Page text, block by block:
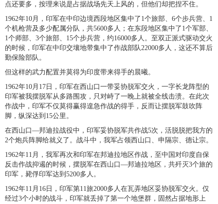
点还要多，按理来说是占据战场先天上风的，但他们却把捏不住。
1962年10月，印军在中印边境西段地区集中了1个旅部、6个步兵营、1
个机枪营及多少配属分队，共5600多人；在东段地区集中了1个军部、
1个师部、3个旅部、15个步兵营，约16000多人。至双正派式驱动交火
的时候，印军在中印交壤地带集中了作战部队22000多人，这还不算后
勤保险部队。
但这样的武力配置并莫得为印度带来得手的晨曦。
1962年10月17日，印军在西山口一带妥协脱军交火，一字长龙阵型的
印军被我摆脱军从多路围攻，只对峙了一晚上就被全线击溃。在此次
作战中，印军不仅莫得赢得遑急作战的得手，反而让摆脱军鼓吹阵
脚，纵深达到15公里。
在西山口—邦迪拉战役中，印军妥协脱军共作战5次，活脱脱把我方的
2个炮兵阵脚给就义了。战斗中，我军占领西山口、申隔宗、德让宗。
1962年11月，我军再次和印军在邦迪拉地区作战，至中国对印度自保
反击作战抑遏的时候，摆脱军在西山口—邦迪拉地区，共歼灭3个旅的
印军，毙俘印军达到5200多人。
1962年11月16日，印军第11旅2000多人在瓦弄地区妥协脱军交火。仅
经过3个小时的战斗，印军就丢掉了第一个地堡群，固然占据地形上